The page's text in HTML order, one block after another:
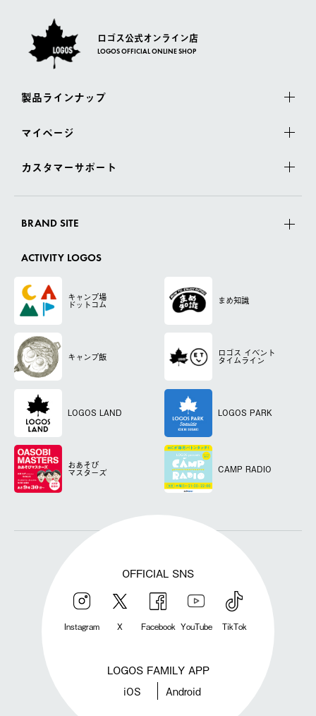
ロゴス公式オンライン店
LOGOS OFFICIAL ONLINE SHOP
製品ラインナップ
マイページ
カスタマーサポート
BRAND SITE
ACTIVITY LOGOS
キャンプ場
ドットコム まめ知識
キャンプ飯 ロゴス イベント
タイムライン
LOGOS LAND LOGOS PARK
おあそび
マスターズ CAMP RADIO
OFFICIAL SNS
Instagram X Facebook YouTube TikTok
LOGOS FAMILY APP
iOS Android